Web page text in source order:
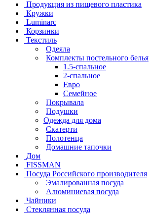
Продукция из пищевого пластика
Кружки
Luminarc
Корзинки
Текстиль
Одеяла
Комплекты постельного белья
1.5-спальное
2-спальное
Евро
Семейное
Покрывала
Подушки
Одежда для дома
Скатерти
Полотенца
Домашние тапочки
Дом
FISSMAN
Посуда Российского производителя
Эмалированная посуда
Алюминиевая посуда
Чайники
Стеклянная посуда